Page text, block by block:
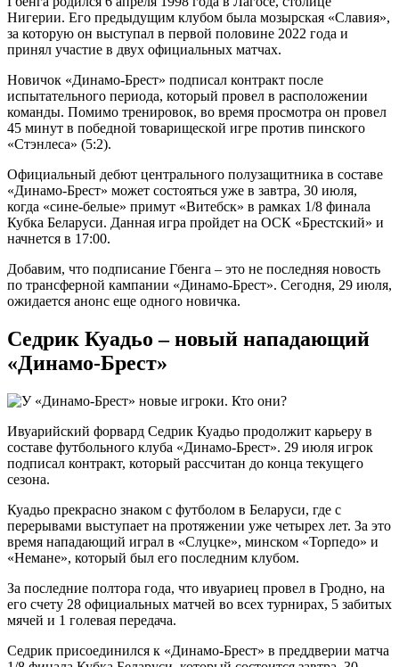
Нигерии. Его предыдущим клубом была мозырская «Славия»,
за которую он выступал в первой половине 2022 года и
принял участие в двух официальных матчах.
Новичок «Динамо-Брест» подписал контракт после
испытательного периода, который провел в расположении
команды. Помимо тренировок, во время просмотра он провел
45 минут в победной товарищеской игре против пинского
«Стэнлеса» (5:2).
Официальный дебют центрального полузащитника в составе
«Динамо-Брест» может состояться уже в завтра, 30 июля,
когда «сине-белые» примут «Витебск» в рамках 1/8 финала
Кубка Беларуси. Данная игра пройдет на ОСК «Брестский» и
начнется в 17:00.
Добавим, что подписание Гбенга – это не последняя новость
по трансферной кампании «Динамо-Брест». Сегодня, 29 июля,
ожидается анонс еще одного новичка.
Седрик Куадьо – новый нападающий
«Динамо-Брест»
Ивуарийский форвард Седрик Куадьо продолжит карьеру в
составе футбольного клуба «Динамо-Брест». 29 июля игрок
подписал контракт, который рассчитан до конца текущего
сезона.
Куадьо прекрасно знаком с футболом в Беларуси, где с
перерывами выступает на протяжении уже четырех лет. За это
время нападающий играл в «Слуцке», минском «Торпедо» и
«Немане», который был его последним клубом.
За последние полтора года, что ивуариец провел в Гродно, на
его счету 28 официальных матчей во всех турнирах, 5 забитых
мячей и 1 голевая передача.
Седрик присоединился к «Динамо-Брест» в преддверии матча